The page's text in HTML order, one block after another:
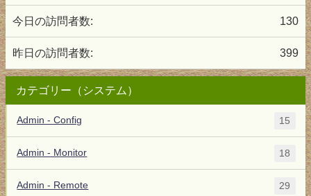
130
今日の訪問者数:
399
昨日の訪問者数:
カテゴリー（システム）
Admin - Config 15
Admin - Monitor 18
Admin - Remote 29